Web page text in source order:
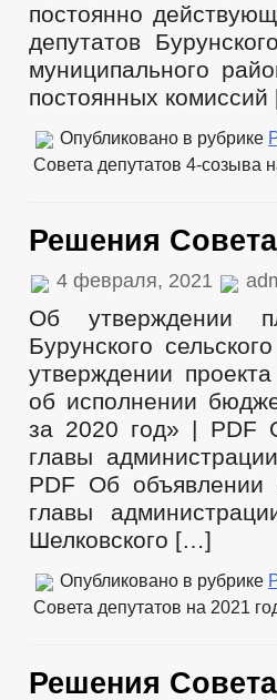
постоянно
депутатов
муниципального
постоянных
Опубликовано в рубрике
Совета депутатов 4-созыва
Решения
4 февраля, 2021
Об утверждении
Бурунского
утверждении
об исполнении
за 2020 год» | PDF
главы
PDF Об объявлении
главы
Шелковского […]
Опубликовано в рубрике
Совета депутатов на 2021
Решения